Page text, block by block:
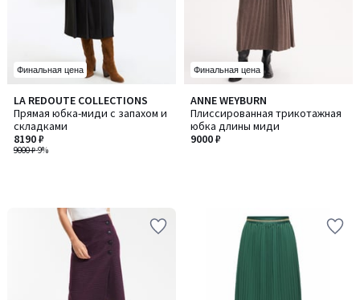
Финальная цена
LA REDOUTE COLLECTIONS
Прямая юбка-миди с запахом и
складками
9000 ₽-9%
8190 ₽
Финальная цена
ANNE WEYBURN
Плиссированная трикотажная
юбка длины миди
9000 ₽